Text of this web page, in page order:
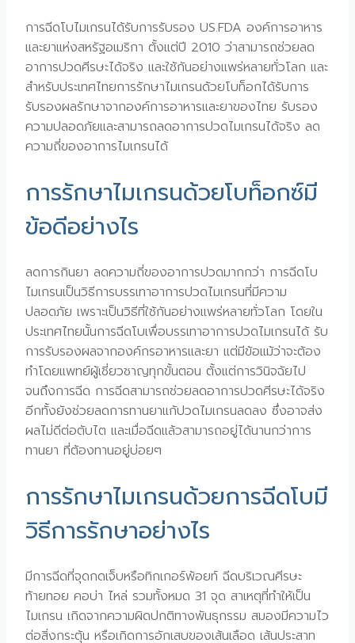
การฉีดโบไมเกรนได้รับการรับรอง US.FDA องค์การอาหาร
และยาแห่งสหรัฐอเมริกา ตั้งแต่ปี 2010 ว่าสามารถช่วยลด
อาการปวดศีรษะได้จริง และใช้กันอย่างแพร่หลายทั่วโลก และ
สำหรับประเทศไทยการรักษาไมเกรนด้วยโบท็อกได้รับการ
รับรองผลรักษาจากองค์การอาหารและยาของไทย รับรอง
ความปลอดภัยและสามารถลดอาการปวดไมเกรนได้จริง ลด
ความถี่ของอาการไมเกรนได้
การรักษาไมเกรนด้วยโบท็อกซ์มี
ข้อดีอย่างไร
ลดการกินยา ลดความถี่ของอาการปวดมากกว่า การฉีดโบ
ไมเกรนเป็นวิธีการบรรเทาอาการปวดไมเกรนที่มีความ
ปลอดภัย เพราะเป็นวิธีที่ใช้กันอย่างแพร่หลายทั่วโลก โดยใน
ประเทศไทยนั้นการฉีดโบเพื่อบรรเทาอาการปวดไมเกรนได้ รับ
การรับรองผลจากองค์กรอาหารและยา แต่มีข้อแม้ว่าจะต้อง
ทำโดยแพทย์ผู้เชี่ยวชาญทุกขั้นตอน ตั้งแต่การวินิจฉัยไป
จนถึงการฉีด การฉีดสามารถช่วยลดอาการปวดศีรษะได้จริง
อีกทั้งยังช่วยลดการทานยาแก้ปวดไมเกรนลดลง ซึ่งอาจส่ง
ผลไม่ดีต่อตับไต และเมื่อฉีดแล้วสามารถอยู่ได้นานกว่าการ
ทานยา ที่ต้องทานอยู่บ่อยๆ
การรักษาไมเกรนด้วยการฉีดโบมี
วิธีการรักษาอย่างไร
มีการฉีดที่จุดกดเจ็บหรือทิกเกอร์พ้อยท์ ฉีดบริเวณศีรษะ
ท้ายทอย คอบ่า ไหล่ รวมทั้งหมด 31 จุด สาเหตุที่ทำให้เป็น
ไมเกรน เกิดจากความผิดปกติทางพันธุกรรม สมองมีความไว
ต่อสิ่งกระตุ้น หรือเกิดการอักเสบของเส้นเลือด เส้นประสาท